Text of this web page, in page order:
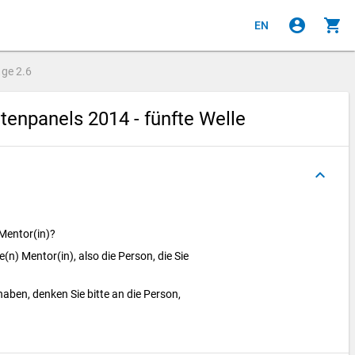
EN account_circle shopping_cart
2.6
2014 - fünfte Welle
keyboard_arrow_up
Mentor(in), also die Person, die Sie
denken Sie bitte an die Person,